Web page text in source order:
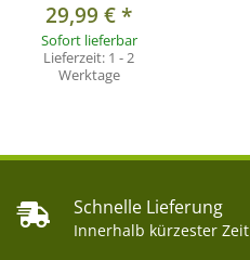
29,99 €*
Sofort lieferbar
Lieferzeit: 1 - 2
Werktage
Schnelle Lieferung
Innerhalb kürzester Zeit